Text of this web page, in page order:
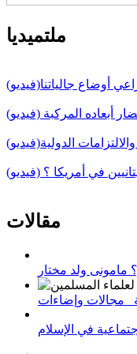
ملتميديا
أوضاع جالياتنا(فيديو)
أبعاده المركبة (فيديو)
الدولية(فيديو)
في أمريكا ؟ (فيديو)
مقالات
مامونى ولد مختار
مجالات وإضاءات